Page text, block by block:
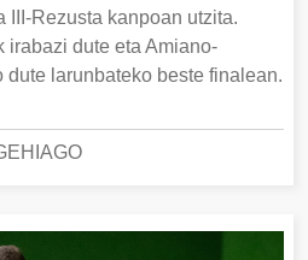
III-Rezusta kanpoan utzita.
irabazi dute eta Amiano-
dute larunbateko beste finalean.